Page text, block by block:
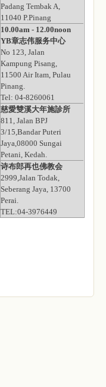
Padang Tembak A,
11040 P.Pinang
10.00am - 12.00noon
YB章志伟服务中心
No 123, Jalan
Kampung Pisang,
11500 Air Itam, Pulau
Pinang.
Tel: 04-8260061
慈愛雙溪大年施診所
811, Jalan BPJ
3/15,Bandar Puteri
Jaya,08000 Sungai
Petani, Kedah.
诗布郎再也佛教会
2999,Jalan Todak,
Seberang Jaya, 13700
Perai.
TEL:04-3976449